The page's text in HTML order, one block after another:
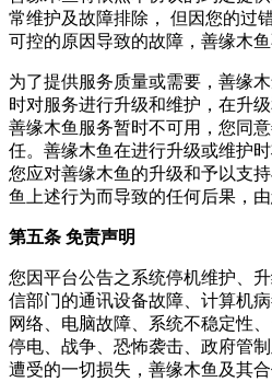
常维护及故障排除， 但因您的过
可控的原因导致的故障，善缘木鱼
为了提供服务质量或需要，善缘
时对服务进行升级和维护，在升
善缘木鱼服务暂时不可用，您同
任。善缘木鱼在进行升级或维护
您应对善缘木鱼的升级和予以支
鱼上述行为而导致的任何后果，由
第五条 免责声明
您因平台公告之系统停机维护、
信部门的通讯设备故障、计算机
网络、电脑故障、系统不稳定性
停电、战争、恐怖袭击、政府管
遭受的一切损失，善缘木鱼及其